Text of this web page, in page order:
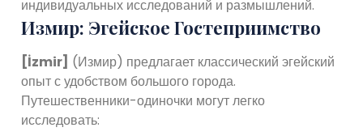
индивидуальных исследований и размышлений.
Измир: Эгейское Гостеприимство
[İzmir] (Измир) предлагает классический эгейский
опыт с удобством большого города.
Путешественники-одиночки могут легко
исследовать: